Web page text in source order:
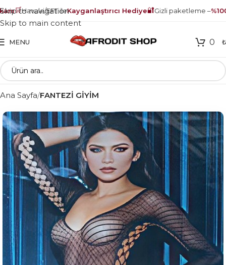
🛒Havale/EFT ileKayganlaştırıcı Hediye🔐Gizli paketleme –%100
Skip to navigation
Skip to main content
MENU 0 ₺
Ana Sayfa FANTEZİ GİYİM